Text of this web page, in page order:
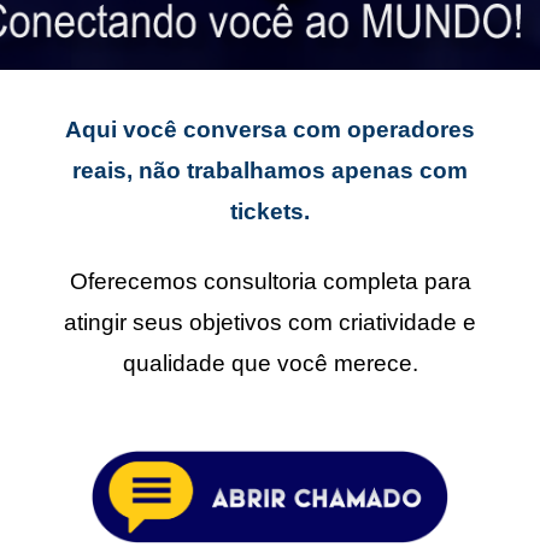
Aqui você conversa com operadores
reais, não trabalhamos apenas com
tickets.
Oferecemos consultoria completa para
atingir seus objetivos com criatividade e
qualidade que você merece.